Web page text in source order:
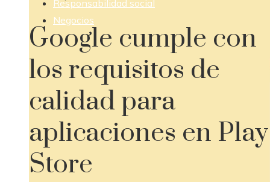
Responsabilidad social
Negocios
Google cumple con
los requisitos de
calidad para
aplicaciones en Play
Store